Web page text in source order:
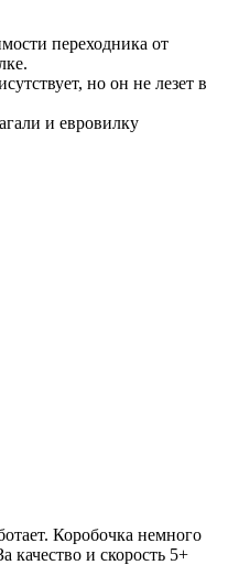
переходника от
но он не лезет в
и евровилку
Коробочка немного
качество и скорость 5+